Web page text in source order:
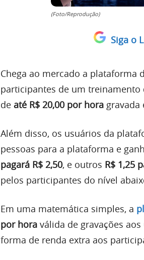
(Foto/Reprodução)
Siga o
Chega ao mercado a plataforma
participantes de um
de até R$ 20,00 por hora gravada
Além disso, os usuários da
pessoas para a plataforma e
pagará R$ 2,50, e outros R$ 1,25
pelos participantes do nível
Em uma matemática simples, a
por hora válida de gravações
forma de renda extra aos